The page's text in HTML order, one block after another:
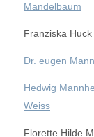
Mandelbaum
Franziska Huck
Dr. eugen
Hedwig
Weiss
Florette Hilde